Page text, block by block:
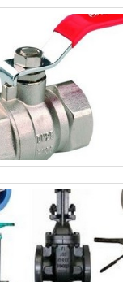
áreas de
e
DE
muitas maneiras
competência e
atuação. A RRG
sua estratégia em
e projetos;
Tudo
de
proteção. Ainda
de válvulas